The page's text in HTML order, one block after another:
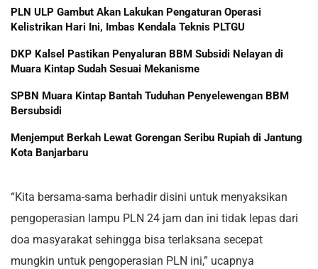
PLN ULP Gambut Akan Lakukan Pengaturan Operasi
Kelistrikan Hari Ini, Imbas Kendala Teknis PLTGU
DKP Kalsel Pastikan Penyaluran BBM Subsidi Nelayan di
Muara Kintap Sudah Sesuai Mekanisme
SPBN Muara Kintap Bantah Tuduhan Penyelewengan BBM
Bersubsidi
Menjemput Berkah Lewat Gorengan Seribu Rupiah di Jantung
Kota Banjarbaru
“Kita bersama-sama berhadir disini untuk menyaksikan
pengoperasian lampu PLN 24 jam dan ini tidak lepas dari
doa masyarakat sehingga bisa terlaksana secepat
mungkin untuk pengoperasian PLN ini,” ucapnya